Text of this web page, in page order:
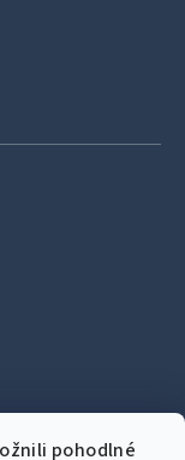
pohodlné